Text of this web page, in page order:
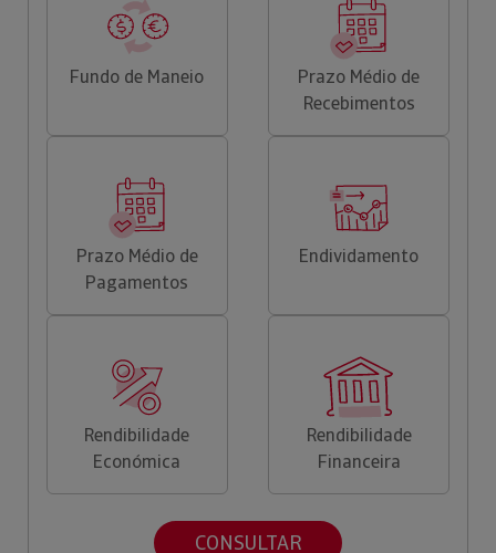
Fundo de Maneio
Prazo Médio de
Recebimentos
Prazo Médio de
Pagamentos
Endividamento
Rendibilidade
Económica
Rendibilidade
Financeira
CONSULTAR